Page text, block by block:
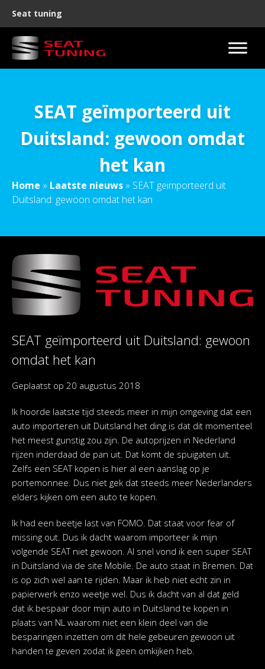
Seat tuning
SEAT geïmporteerd uit
Duitsland: gewoon omdat
het kan
Home » Laatste nieuws » SEAT geïmporteerd uit
Duitsland: gewoon omdat het kan
SEAT geïmporteerd uit Duitsland: gewoon
omdat het kan
Geplaatst op 20 augustus 2018
Ik hoorde laatste tijd steeds meer in mijn omgeving dat een
auto importeren uit Duitsland het ding is dat dit momenteel
het meest gunstig zou zijn. De autoprijzen in Nederland
rijzen inderdaad de pan uit. Dat komt de spuigaten uit.
Zelfs een SEAT kopen is hier al een aanslag op je
portemonnee. Dus niet gek dat steeds meer Nederlanders
elders kijken om een auto te kopen.
Ik had een beetje last van FOMO. Dat staat voor fear of
missing out. Dus ik dacht waarom importeer ik mijn
volgende SEAT niet gewoon. Al snel vond ik een super SEAT
in Duitsland via de site Mobile. De auto staat in Bremen. Dat
is op zich wel aan te rijden. Maar ik heb niet echt zin in
papierwerk enzo weetje wel. Dus ik dacht van al dat geld
dat ik bespaar door mijn auto in Duitsland te kopen in
plaats van NL waarom niet een klein deel van die
besparingen inzetten om dit hele gebeuren gewoon uit
handen te geven zodat ik geen omkijken heb.